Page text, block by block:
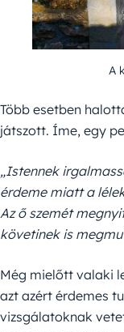
A
Több esetben
játszott. Íme, egy
„Istennek
érdeme miatt a
Az ő szemét
követinek is
Még mielőtt valaki
azt azért érdemes
vizsgálatoknak